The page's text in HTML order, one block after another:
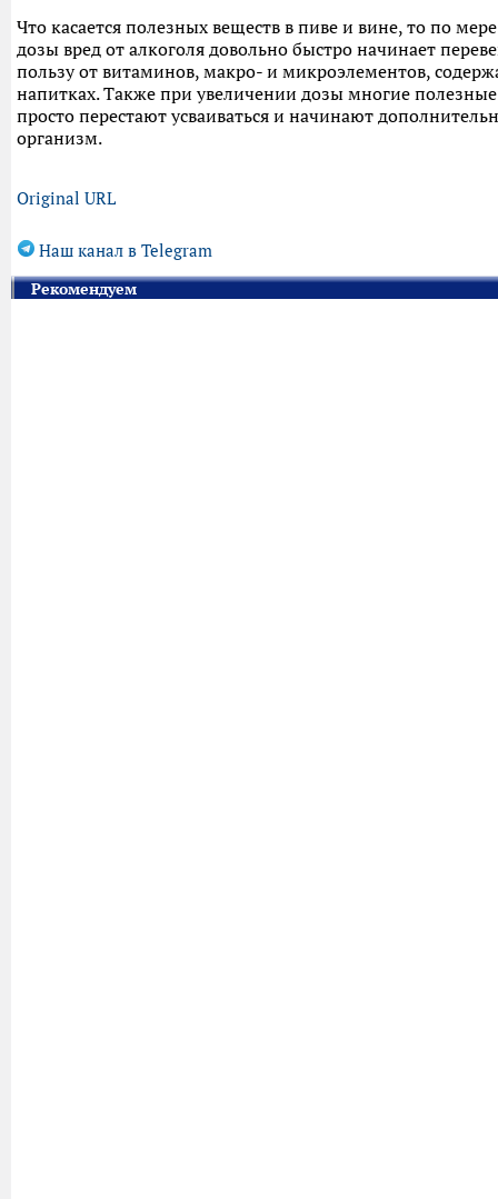
Что касается полезных веществ в пиве и вине, то по
дозы вред от алкоголя довольно быстро начинает
пользу от витаминов, макро- и микроэлементов,
напитках. Также при увеличении дозы многие
просто перестают усваиваться и начинают
организм.
Original URL
Наш канал в Telegram
Рекомендуем